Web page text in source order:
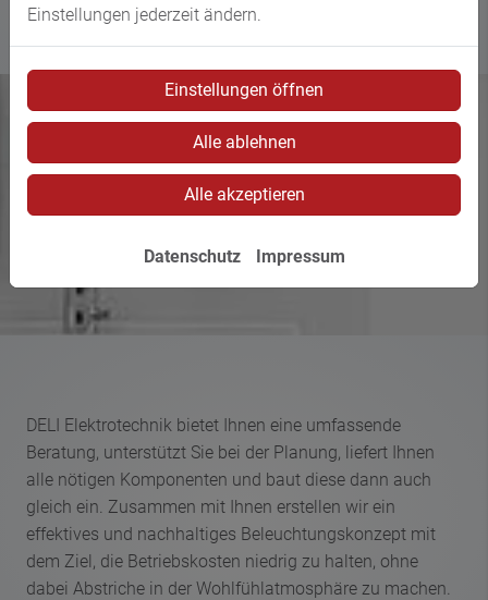
DELI Elektrotechnik bietet Ihnen eine umfassende
Beratung, unterstützt Sie bei der Planung, liefert Ihnen
alle nötigen Komponenten und baut diese dann auch
gleich ein. Zusammen mit Ihnen erstellen wir ein
effektives und nachhaltiges Beleuchtungskonzept mit
dem Ziel, die Betriebskosten niedrig zu halten, ohne
dabei Abstriche in der Wohlfühlatmosphäre zu machen.
Einstellungen jederzeit ändern.
Einstellungen öffnen
Alle ablehnen
Alle akzeptieren
Datenschutz Impressum